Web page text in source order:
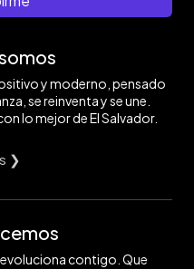
y moderno, pensado
se reinventa y se une.
lo mejor de El Salvador.
❯
contigo. Que